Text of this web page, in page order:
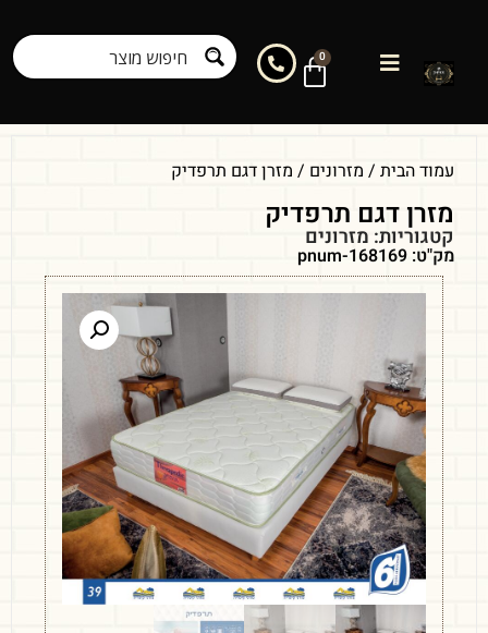
0
עמוד הבית / מזרונים / מזרן דגם תרפדיק
מזרן דגם תרפדיק
קטגוריות: מזרונים
מק"ט: pnum-168169